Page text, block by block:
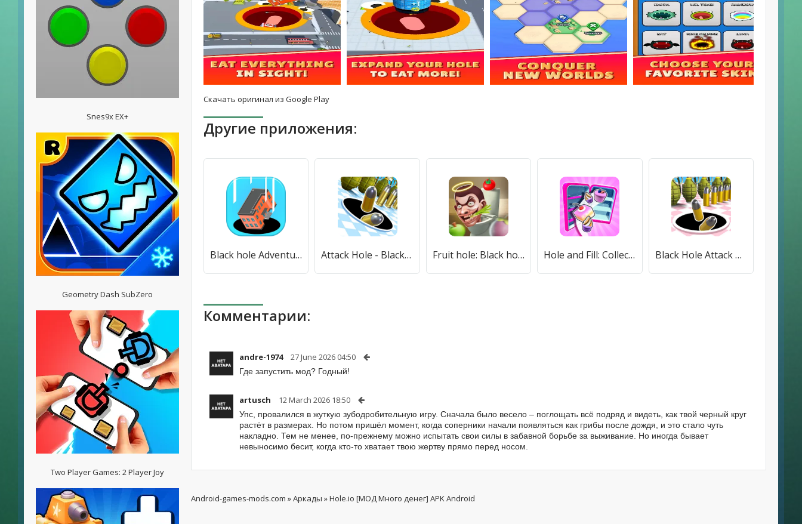
Snes9x EX+
Geometry Dash SubZero
Two Player Games: 2 Player Joy
Скачать оригинал из Google Play
Другие приложения:
Black hole Adventure (Блэк хол Адвенчер) [МОД Бесконечные монеты] APK Android Attack Hole - Black Hole Games (Аттак Холе) [МОД Бесконечные монеты] APK Android Fruit hole: Black hole (Фрут хол) [МОД Premium] APK Android Hole and Fill: Collect Master! (Хол и Филл) [МОД Много денег] APK Android Black Hole Attack Games [МОД Premium] APK Android
Комментарии:
andre-1974 27 June 2026 04:50
Где запустить мод? Годный!
artusch 12 March 2026 18:50
Упс, провалился в жуткую зубодробительную игру. Сначала было весело – поглощать всё подряд и видеть, как твой черный круг
растёт в размерах. Но потом пришёл момент, когда соперники начали появляться как грибы после дождя, и это стало чуть
накладно. Тем не менее, по-прежнему можно испытать свои силы в забавной борьбе за выживание. Но иногда бывает
невыносимо бесит, когда кто-то хватает твою жертву прямо перед носом.
Android-games-mods.com »Аркады » Hole.io [МОД Много денег] APK Android